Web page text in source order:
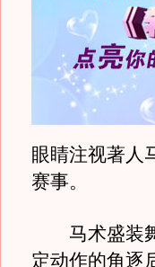
眼睛注视著人
赛事。
马术盛装舞
定动作的角逐